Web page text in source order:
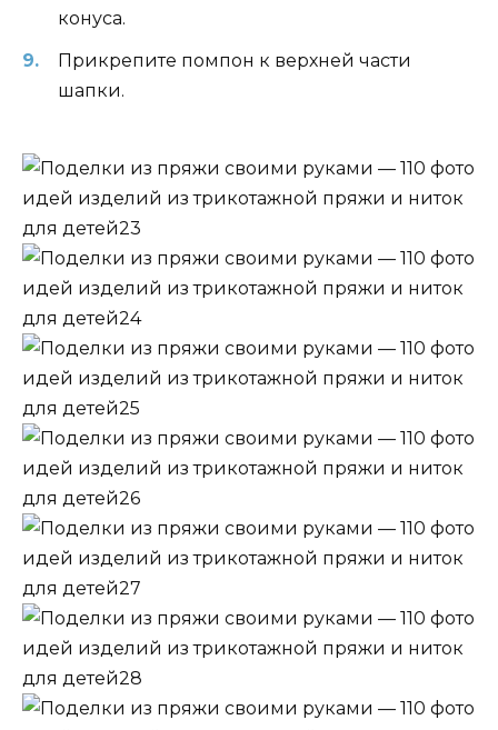
конуса.
Прикрепите помпон к верхней части
шапки.